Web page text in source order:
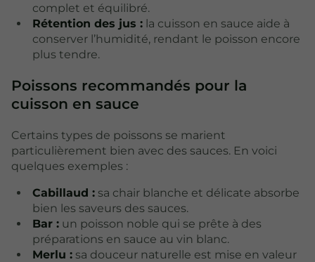
complet et équilibré.
Rétention des jus :la cuisson en sauce aide à
conserver l’humidité, rendant le poisson encore
plus tendre.
Poissons recommandés pour la
cuisson en sauce
Certains types de poissons se marient
particulièrement bien avec des sauces. En voici
quelques exemples :
Cabillaud :sa chair blanche et délicate absorbe
bien les saveurs des sauces.
Bar :un poisson noble qui se prête à des
préparations en sauce au vin blanc.
Merlu :sa douceur naturelle est mise en valeur